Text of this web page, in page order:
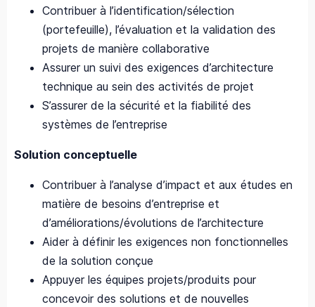
Contribuer à l’identification/sélection
(portefeuille), l’évaluation et la validation des
projets de manière collaborative
Assurer un suivi des exigences d’architecture
technique au sein des activités de projet
S’assurer de la sécurité et la fiabilité des
systèmes de l’entreprise
Solution conceptuelle
Contribuer à l’analyse d’impact et aux études en
matière de besoins d’entreprise et
d’améliorations/évolutions de l’architecture
Aider à définir les exigences non fonctionnelles
de la solution conçue
Appuyer les équipes projets/produits pour
concevoir des solutions et de nouvelles